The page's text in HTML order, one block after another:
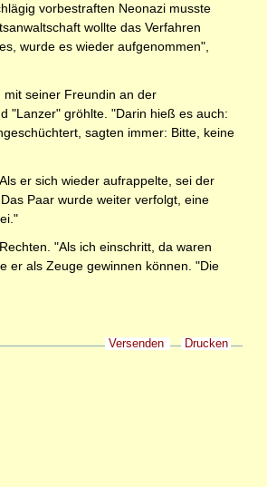
vorbestraften Neonazi musste
wollte das Verfahren
wurde es wieder aufgenommen",
mit seiner Freundin an der
"Lanzer" gröhlte. "Darin hieß es auch:
sagten immer: Bitte, keine
er sich wieder aufrappelte, sei der
Paar wurde weiter verfolgt, eine
"Als ich einschritt, da waren
er als Zeuge gewinnen können. "Die
Versenden Drucken